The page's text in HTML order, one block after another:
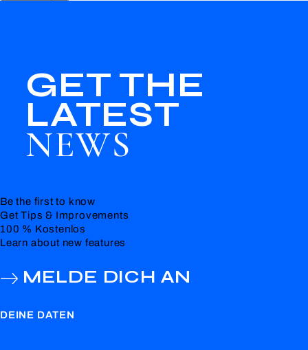
GET THE
LATEST
NEWS
Be the first to know
Get Tips & Improvements
100 % Kostenlos
Learn about new features
MELDE DICH AN
DEINE DATEN